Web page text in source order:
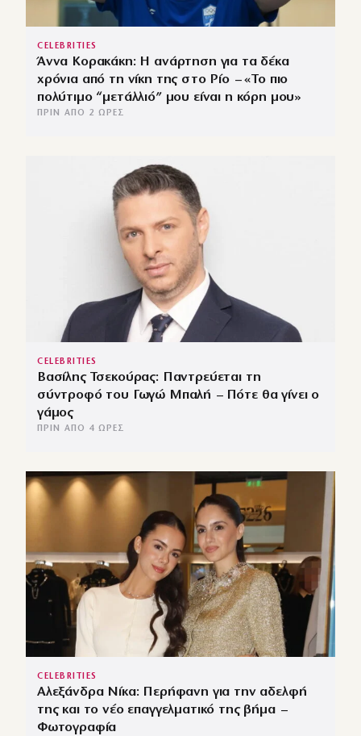
CELEBRITIES
Άννα Κορακάκη: Η ανάρτηση για τα δέκα
χρόνια από τη νίκη της στο Ρίο – «Το πιο
πολύτιμο “μετάλλιό” μου είναι η κόρη μου»
ΠΡΙΝ ΑΠΌ 2 ΏΡΕΣ
CELEBRITIES
Βασίλης Τσεκούρας: Παντρεύεται τη
σύντροφό του Γωγώ Μπαλή – Πότε θα γίνει ο
γάμος
ΠΡΙΝ ΑΠΌ 4 ΏΡΕΣ
CELEBRITIES
Αλεξάνδρα Νίκα: Περήφανη για την αδελφή
της και το νέο επαγγελματικό της βήμα –
Φωτογραφία